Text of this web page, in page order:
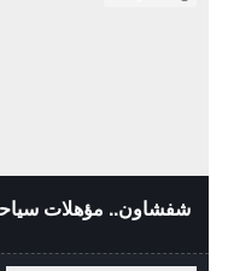
شفشاون.. مؤهلات